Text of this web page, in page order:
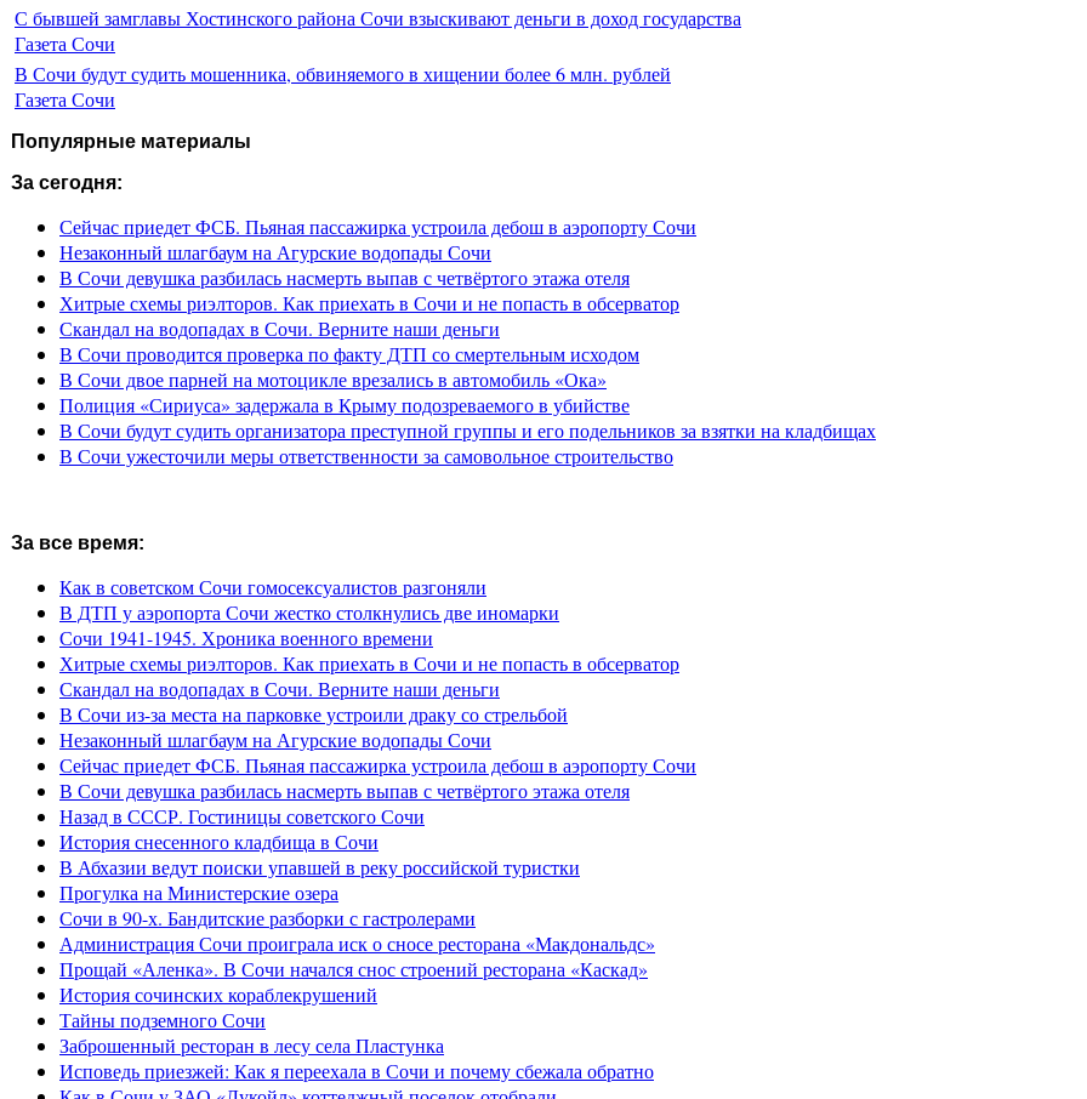
С бывшей замглавы Хостинского района Сочи взыскивают деньги в доход государства
Газета Сочи
В Сочи будут судить мошенника, обвиняемого в хищении более 6 млн. рублей
Газета Сочи
Популярные материалы
За сегодня:
Сейчас приедет ФСБ. Пьяная пассажирка устроила дебош в аэропорту Сочи
Незаконный шлагбаум на Агурские водопады Сочи
В Сочи девушка разбилась насмерть выпав с четвёртого этажа отеля
Хитрые схемы риэлторов. Как приехать в Сочи и не попасть в обсерватор
Скандал на водопадах в Сочи. Верните наши деньги
В Сочи проводится проверка по факту ДТП со смертельным исходом
В Сочи двое парней на мотоцикле врезались в автомобиль «Ока»
Полиция «Сириуса» задержала в Крыму подозреваемого в убийстве
В Сочи будут судить организатора преступной группы и его подельников за взятки на кладбищах
В Сочи ужесточили меры ответственности за самовольное строительство
За все время:
Как в советском Сочи гомосексуалистов разгоняли
В ДТП у аэропорта Сочи жестко столкнулись две иномарки
Сочи 1941-1945. Хроника военного времени
Хитрые схемы риэлторов. Как приехать в Сочи и не попасть в обсерватор
Скандал на водопадах в Сочи. Верните наши деньги
В Сочи из-за места на парковке устроили драку со стрельбой
Незаконный шлагбаум на Агурские водопады Сочи
Сейчас приедет ФСБ. Пьяная пассажирка устроила дебош в аэропорту Сочи
В Сочи девушка разбилась насмерть выпав с четвёртого этажа отеля
Назад в СССР. Гостиницы советского Сочи
История снесенного кладбища в Сочи
В Абхазии ведут поиски упавшей в реку российской туристки
Прогулка на Министерские озера
Сочи в 90-х. Бандитские разборки с гастролерами
Администрация Сочи проиграла иск о сносе ресторана «Макдональдс»
Прощай «Аленка». В Сочи начался снос строений ресторана «Каскад»
История сочинских кораблекрушений
Тайны подземного Сочи
Заброшенный ресторан в лесу села Пластунка
Исповедь приезжей: Как я переехала в Сочи и почему сбежала обратно